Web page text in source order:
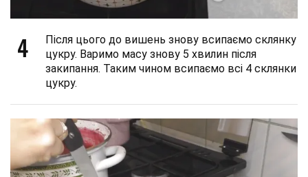
4
Після цього до вишень знову всипаємо склянку
цукру. Варимо масу знову 5 хвилин після
закипання. Таким чином всипаємо всі 4 склянки
цукру.